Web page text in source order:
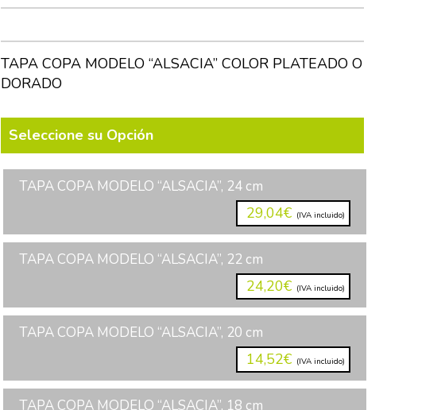
TAPA COPA MODELO “ALSACIA” COLOR PLATEADO O
DORADO
Seleccione su Opción
TAPA COPA MODELO “ALSACIA”, 24 cm
29,04€ (IVA incluido)
TAPA COPA MODELO “ALSACIA”, 22 cm
24,20€ (IVA incluido)
TAPA COPA MODELO “ALSACIA”, 20 cm
14,52€ (IVA incluido)
TAPA COPA MODELO “ALSACIA”, 18 cm